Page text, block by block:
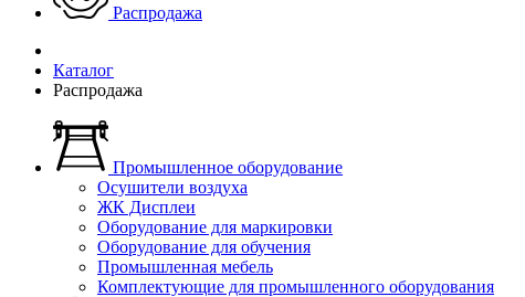
Распродажа
Каталог
Распродажа
Промышленное оборудование
Осушители воздуха
ЖК Дисплеи
Оборудование для маркировки
Оборудование для обучения
Промышленная мебель
Комплектующие для промышленного оборудования